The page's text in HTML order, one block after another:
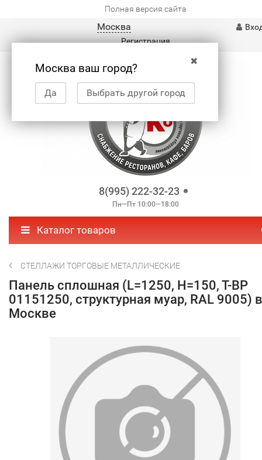
Полная версия сайта
Москва
✖
Москва ваш город?
Да Выбрать другой город
Регистрация
8(995) 222-32-23
Пн—Пт 10:00—18:00
Каталог товаров
СТЕЛЛАЖИ ТОРГОВЫЕ МЕТАЛЛИЧЕСКИЕ
Панель сплошная (L=1250, H=150, T-BP
01151250, структурная муар, RAL 9005) в
Москве